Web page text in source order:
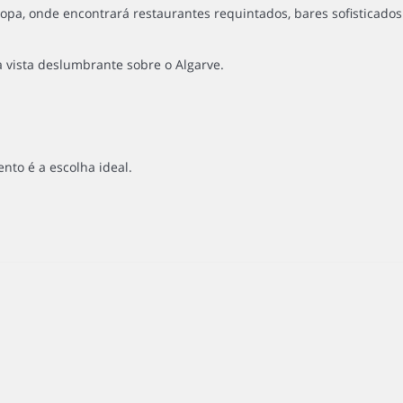
onde encontrará restaurantes requintados, bares sofisticados
deslumbrante sobre o Algarve.
é a escolha ideal.